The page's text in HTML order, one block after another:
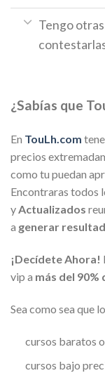
Tengo
¿Sabías que
En TouLh.com
precios
como tu puedan
Encontraras todos
yActualizados
a generar
¡Decídete Ahora!
vip a más del 90%
Sea como sea que
cursos baratos
cursos bajo